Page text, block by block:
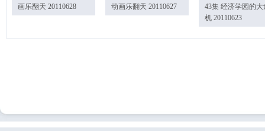
画乐翻天 20110628
动画乐翻天 20110627
43集 经济学园的大
机 20110623